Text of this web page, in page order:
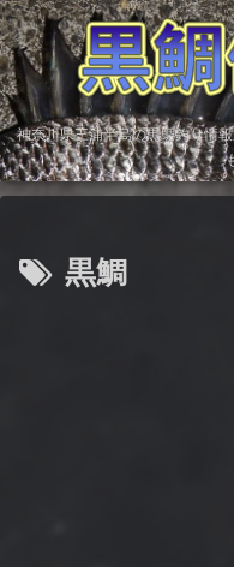
神奈川県三浦半島の黒鯛釣り情
黒鯛